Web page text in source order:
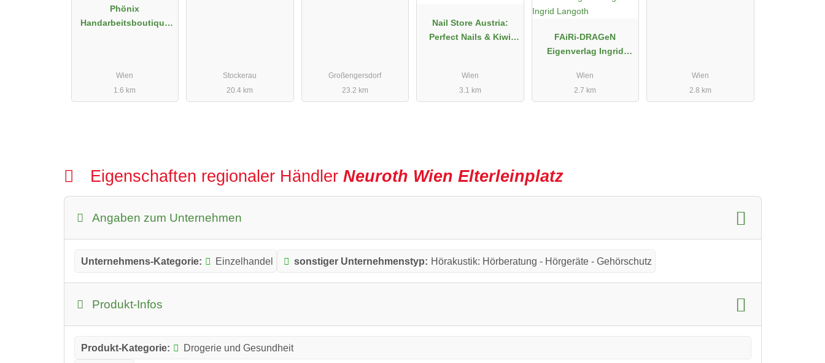
Phönix
Handarbeitsboutique
Wien
1.6 km
Stockerau
20.4 km
Großengersdorf
23.2 km
Nail Store Austria:
Perfect Nails & Kiwi
Wien
3.1 km
FAiRi-DRAGeN
Eigenverlag Ingrid
Wien
2.7 km
Wien
2.8 km
Eigenschaften regionaler HändlerNeuroth Wien Elterleinplatz
Angaben zum Unternehmen
Unternehmens-Kategorie: Einzelhandel sonstiger Unternehmenstyp: Hörakustik: Hörberatung - Hörgeräte - Gehörschutz
Produkt-Infos
Produkt-Kategorie: Drogerie und Gesundheit